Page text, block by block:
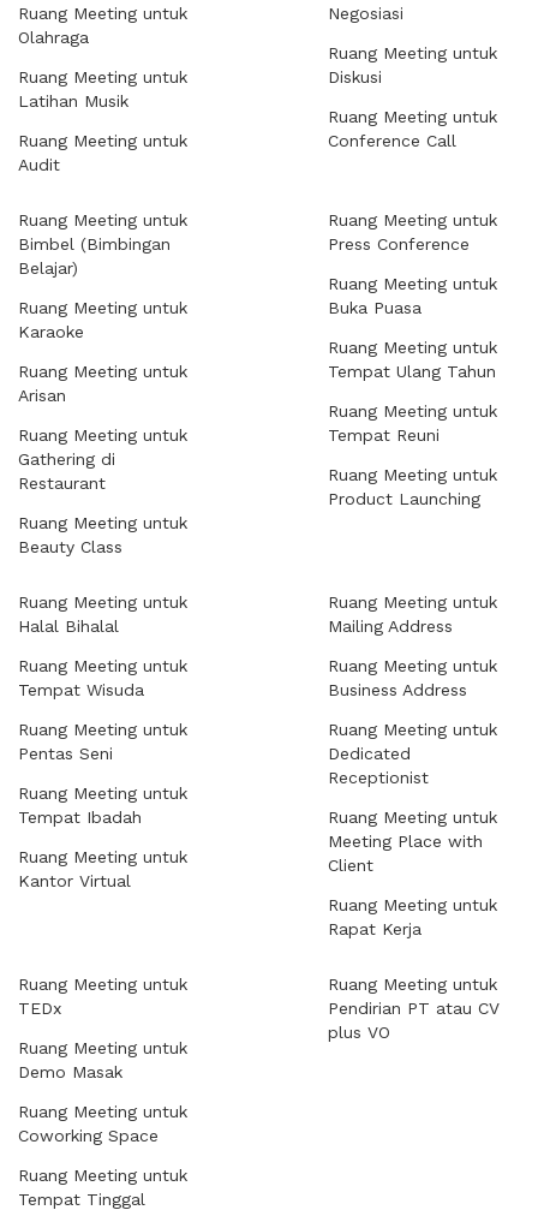
Ruang Meeting untuk
Olahraga
Ruang Meeting untuk
Latihan Musik
Ruang Meeting untuk
Audit
Negosiasi
Ruang Meeting untuk
Diskusi
Ruang Meeting untuk
Conference Call
Ruang Meeting untuk
Bimbel (Bimbingan
Belajar)
Ruang Meeting untuk
Karaoke
Ruang Meeting untuk
Arisan
Ruang Meeting untuk
Gathering di
Restaurant
Ruang Meeting untuk
Beauty Class
Ruang Meeting untuk
Press Conference
Ruang Meeting untuk
Buka Puasa
Ruang Meeting untuk
Tempat Ulang Tahun
Ruang Meeting untuk
Tempat Reuni
Ruang Meeting untuk
Product Launching
Ruang Meeting untuk
Halal Bihalal
Ruang Meeting untuk
Tempat Wisuda
Ruang Meeting untuk
Pentas Seni
Ruang Meeting untuk
Tempat Ibadah
Ruang Meeting untuk
Kantor Virtual
Ruang Meeting untuk
Mailing Address
Ruang Meeting untuk
Business Address
Ruang Meeting untuk
Dedicated
Receptionist
Ruang Meeting untuk
Meeting Place with
Client
Ruang Meeting untuk
Rapat Kerja
Ruang Meeting untuk
TEDx
Ruang Meeting untuk
Demo Masak
Ruang Meeting untuk
Coworking Space
Ruang Meeting untuk
Tempat Tinggal
Ruang Meeting untuk
Pendirian PT atau CV
plus VO